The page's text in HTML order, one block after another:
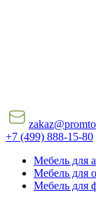
+7 (499) 888-15-80
Мебель для
Мебель для
Мебель для